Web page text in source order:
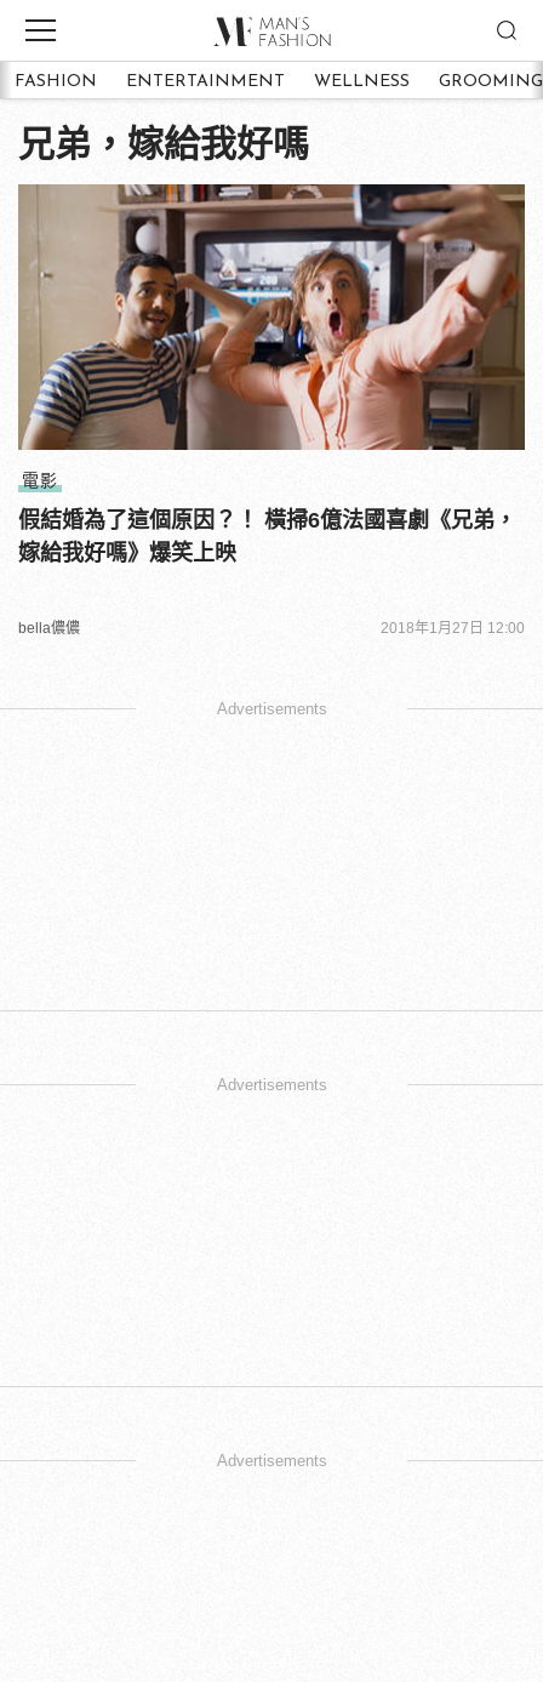
FASHION ENTERTAINMENT WELLNESS GROOMING
兄弟，嫁給我好嗎
電影
假結婚為了這個原因？！ 橫掃6億法國喜劇《兄弟，
嫁給我好嗎》爆笑上映
bella儂儂 2018年1月27日 12:00
Advertisements
Advertisements
Advertisements